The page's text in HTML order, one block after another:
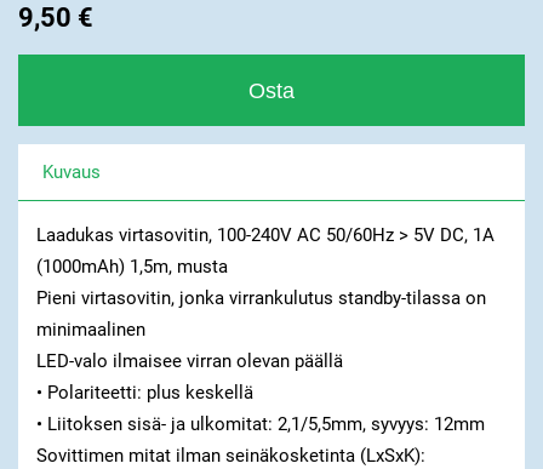
9,50 €
Kuvaus
Laadukas virtasovitin, 100-240V AC 50/60Hz > 5V DC, 1A
(1000mAh) 1,5m, musta
Pieni virtasovitin, jonka virrankulutus standby-tilassa on
minimaalinen
LED-valo ilmaisee virran olevan päällä
• Polariteetti: plus keskellä
• Liitoksen sisä- ja ulkomitat: 2,1/5,5mm, syvyys: 12mm
Sovittimen mitat ilman seinäkosketinta (LxSxK):